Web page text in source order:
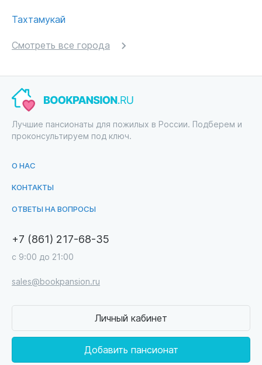
Тахтамукай
Смотреть все города
Лучшие пансионаты для пожилых в России. Подберем и
проконсультируем под ключ.
О НАС
КОНТАКТЫ
ОТВЕТЫ НА ВОПРОСЫ
+7 (861) 217-68-35
с 9:00 до 21:00
sales@bookpansion.ru
Личный кабинет
Добавить пансионат